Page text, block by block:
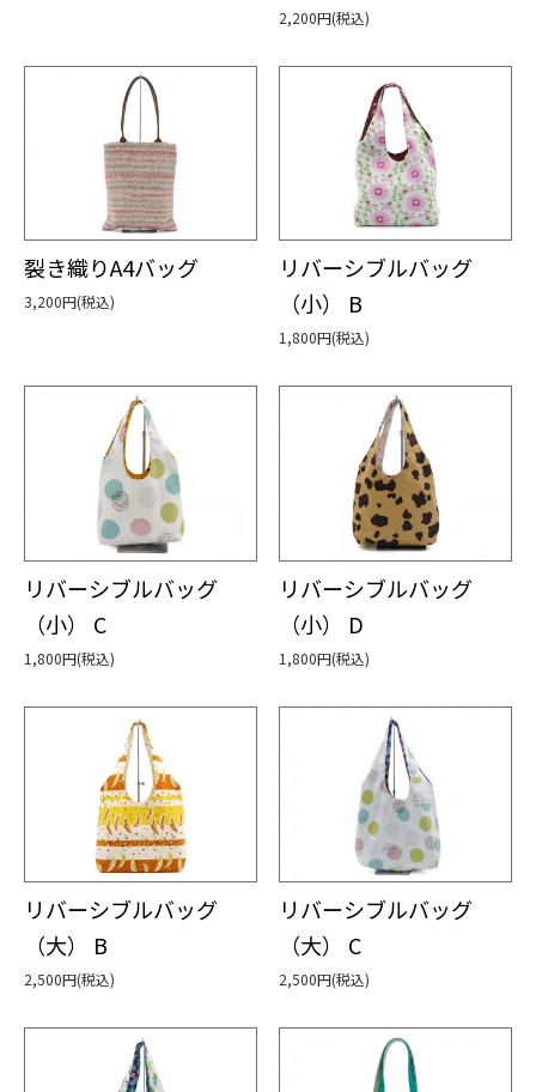
2,200円(税込)
裂き織りA4バッグ
3,200円(税込)
リバーシブルバッグ
（小） B
1,800円(税込)
リバーシブルバッグ
（小） C
1,800円(税込)
リバーシブルバッグ
（小） D
1,800円(税込)
リバーシブルバッグ
（大） B
2,500円(税込)
リバーシブルバッグ
（大） C
2,500円(税込)